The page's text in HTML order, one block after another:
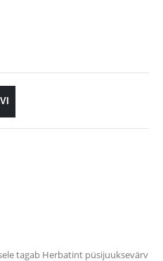
tagab Herbatint püsijuuksevärv